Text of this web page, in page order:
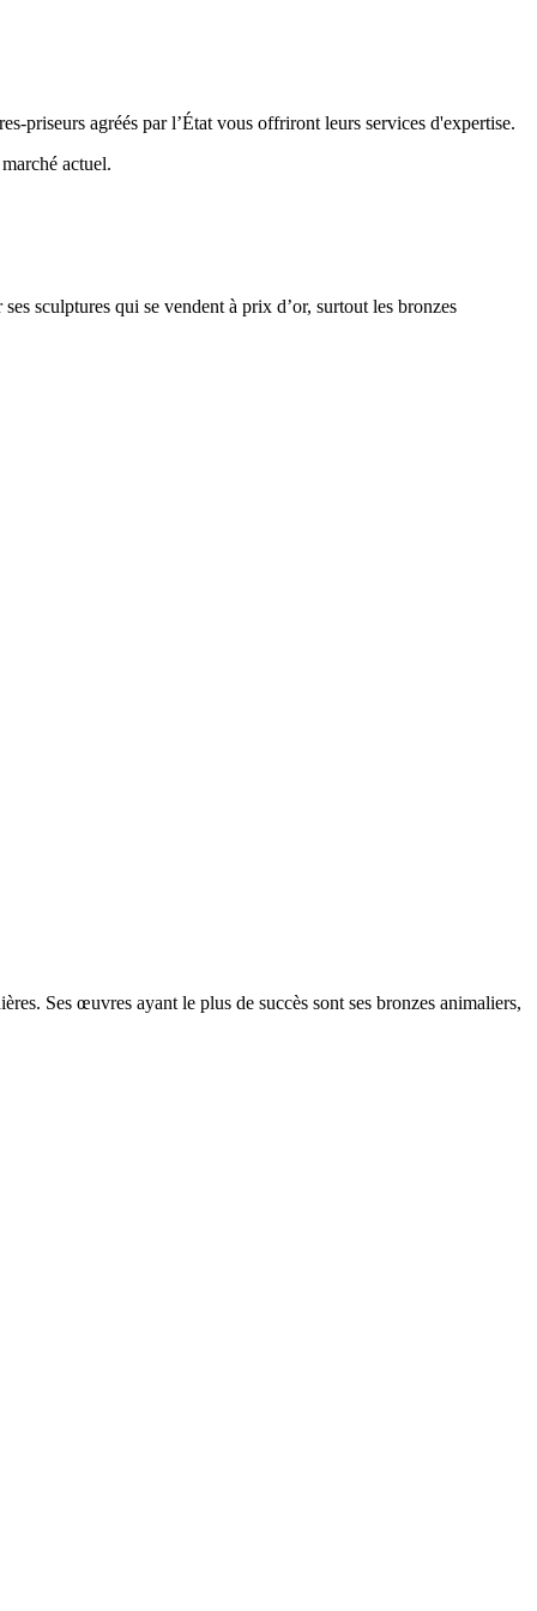
priseurs agréés par l’État vous offriront leurs services d'expertise.
actuel.
sculptures qui se vendent à prix d’or, surtout les bronzes
Ses œuvres ayant le plus de succès sont ses bronzes animaliers,